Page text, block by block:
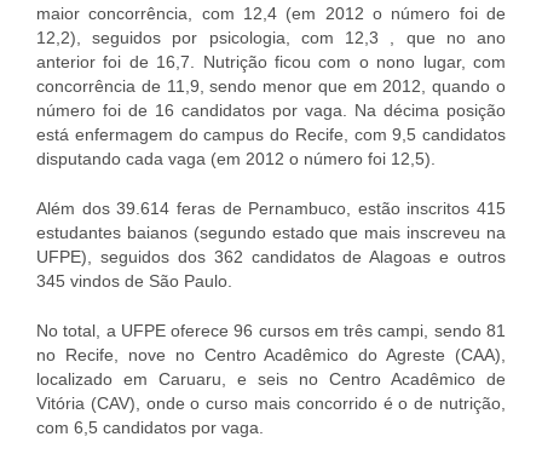
maior concorrência, com 12,4 (em 2012 o número foi de
12,2), seguidos por psicologia, com 12,3 , que no ano
anterior foi de 16,7. Nutrição ficou com o nono lugar, com
concorrência de 11,9, sendo menor que em 2012, quando o
número foi de 16 candidatos por vaga. Na décima posição
está enfermagem do campus do Recife, com 9,5 candidatos
disputando cada vaga (em 2012 o número foi 12,5).
Além dos 39.614 feras de Pernambuco, estão inscritos 415
estudantes baianos (segundo estado que mais inscreveu na
UFPE), seguidos dos 362 candidatos de Alagoas e outros
345 vindos de São Paulo.
No total, a UFPE oferece 96 cursos em três campi, sendo 81
no Recife, nove no Centro Acadêmico do Agreste (CAA),
localizado em Caruaru, e seis no Centro Acadêmico de
Vitória (CAV), onde o curso mais concorrido é o de nutrição,
com 6,5 candidatos por vaga.